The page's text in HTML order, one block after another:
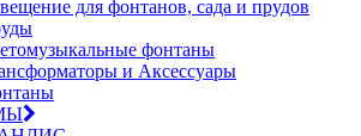
для фонтанов, сада и прудов
фонтаны
и Аксессуары